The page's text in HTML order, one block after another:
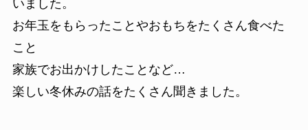
いました。
お年玉をもらったことやおもちをたくさん食べた
こと
家族でお出かけしたことなど…
楽しい冬休みの話をたくさん聞きました。